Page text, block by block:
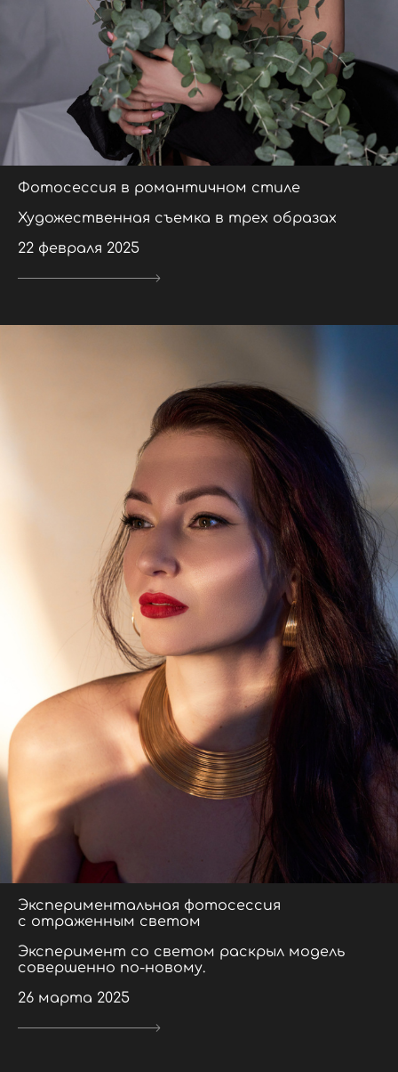
Фотосессия в романтичном стиле
Художественная съемка в трех образах
22 февраля 2025
Экспериментальная фотосессия
с отраженным светом
Эксперимент со светом раскрыл модель
совершенно по-новому.
26 марта 2025